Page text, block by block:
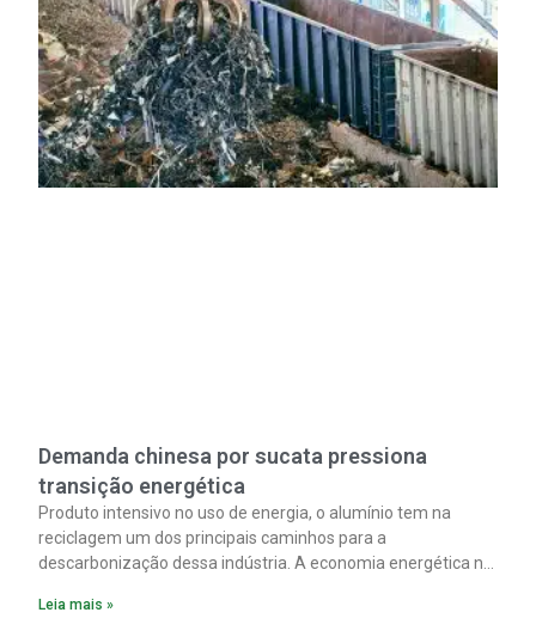
Demanda chinesa por sucata pressiona
transição energética
Produto intensivo no uso de energia, o alumínio tem na
reciclagem um dos principais caminhos para a
descarbonização dessa indústria. A economia energética na
material. A produção de um alumínio mais limpo, no entanto,
Leia mais »